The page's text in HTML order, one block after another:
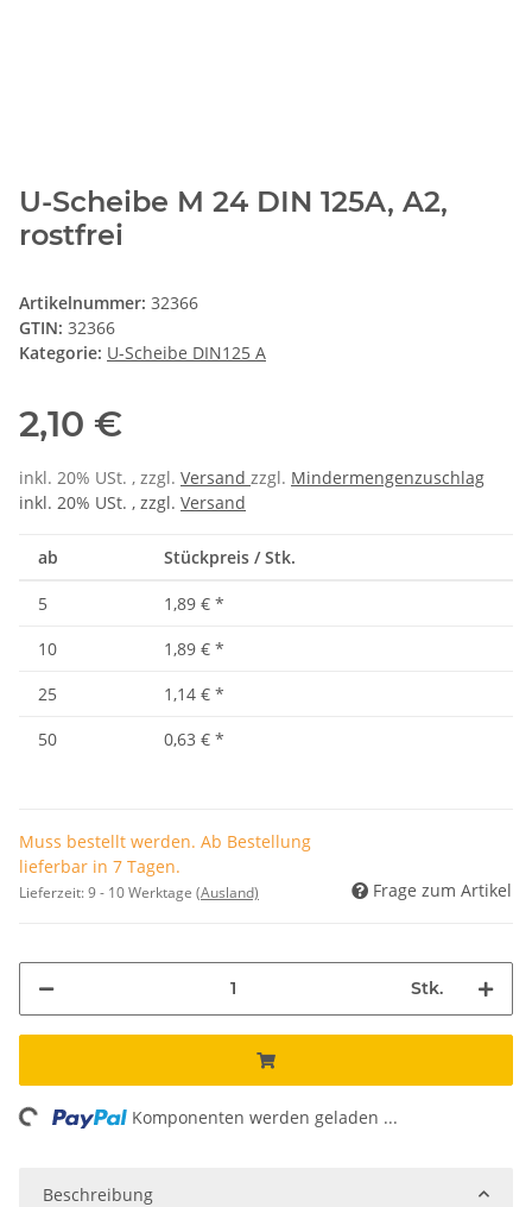
U-Scheibe M 24 DIN 125A, A2,
rostfrei
Artikelnummer: 32366
GTIN: 32366
Kategorie: U-Scheibe DIN125 A
2,10 €
inkl. 20% USt. , zzgl. Versand zzgl. Mindermengenzuschlag
inkl. 20% USt. , zzgl. Versand
ab Stückpreis / Stk.
5 1,89 € *
10
1,89 € *
25
1,14 € *
50
0,63 € *
Muss bestellt werden. Ab Bestellung
lieferbar in 7 Tagen.
Lieferzeit:9 - 10 Werktage (Ausland) Frage zum Artikel
Stk.
Komponenten werden geladen ...
Beschreibung